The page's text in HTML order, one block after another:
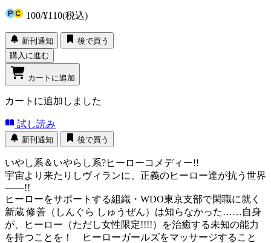
100/¥110(税込)
新刊通知
後で買う
購入に進む
カートに追加
カートに追加しました
試し読み
新刊通知 後で買う
いやし系＆いやらし系?ヒーローコメディー!!
宇宙より来たりしヴィランに、正義のヒーロー達が抗う世界
――!!
ヒーローをサポートする組織・WDO東京支部で閑職に就く
新蔵 修善（しんぐら しゅうぜん）は知らなかった……自身
が、ヒーロー（ただし女性限定!!!!）を治癒する未知の能力
を持つことを！ ヒーローガールズをマッサージすること